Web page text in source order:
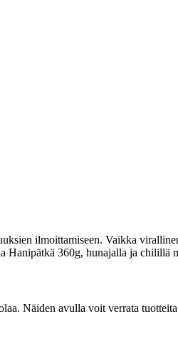
ilmoittamiseen. Vaikka
360g, hunajalla ja chilillä
Näiden avulla voit verrata